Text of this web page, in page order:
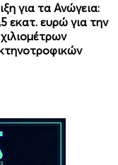
για τα Ανώγεια:
εκατ. ευρώ για την